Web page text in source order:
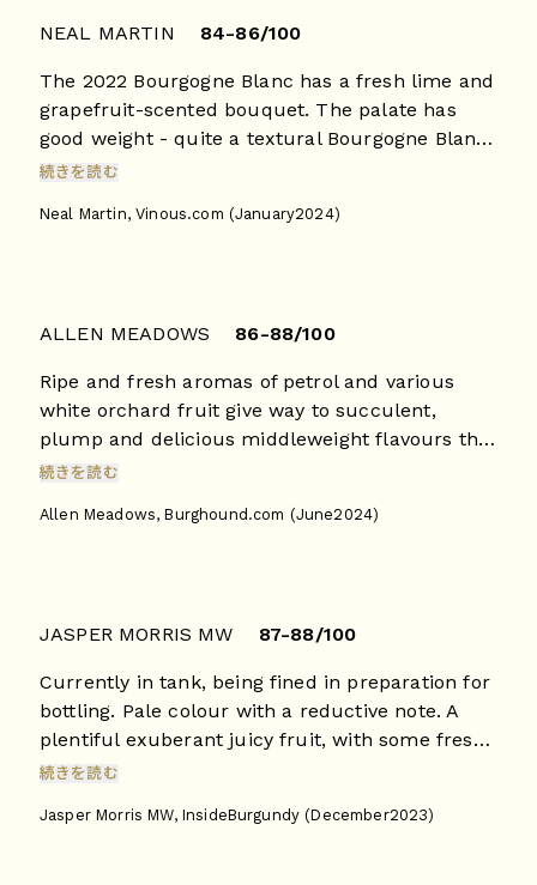
NEAL MARTIN 84-86/100
The 2022 Bourgogne Blanc has a fresh lime and
grapefruit-scented bouquet. The palate has
good weight - quite a textural Bourgogne Blanc
with a slightly honeyed texture and a
years after bottling. Drink 2024 - 2027
続きを読む
Neal Martin, Vinous.com (January2024)
ALLEN MEADOWS 86-88/100
Ripe and fresh aromas of petrol and various
white orchard fruit give way to succulent,
plump and delicious middleweight flavours that
conclude in a clean, moderately dry and
続きを読む
Allen Meadows, Burghound.com (June2024)
JASPER MORRIS MW 87-88/100
Currently in tank, being fined in preparation for
bottling. Pale colour with a reductive note. A
plentiful exuberant juicy fruit, with some fresh
citrus behind. Racy finish, this will be delicious
続きを読む
Jasper Morris MW, InsideBurgundy (December2023)